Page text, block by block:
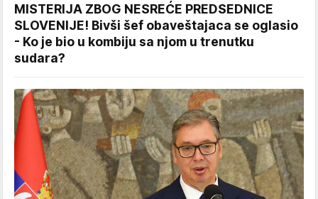
MISTERIJA ZBOG NESREĆE PREDSEDNICE
SLOVENIJE! Bivši šef obaveštajaca se oglasio
- Ko je bio u kombiju sa njom u trenutku
sudara?